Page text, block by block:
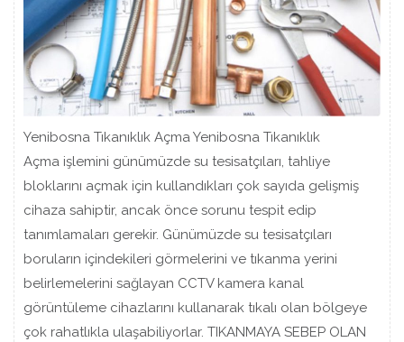
Yenibosna Tıkanıklık Açma Yenibosna Tıkanıklık
Açma işlemini günümüzde su tesisatçıları, tahliye
bloklarını açmak için kullandıkları çok sayıda gelişmiş
cihaza sahiptir, ancak önce sorunu tespit edip
tanımlamaları gerekir. Günümüzde su tesisatçıları
boruların içindekileri görmelerini ve tıkanma yerini
belirlemelerini sağlayan CCTV kamera kanal
görüntüleme cihazlarını kullanarak tıkalı olan bölgeye
çok rahatlıkla ulaşabiliyorlar. TIKANMAYA SEBEP OLAN